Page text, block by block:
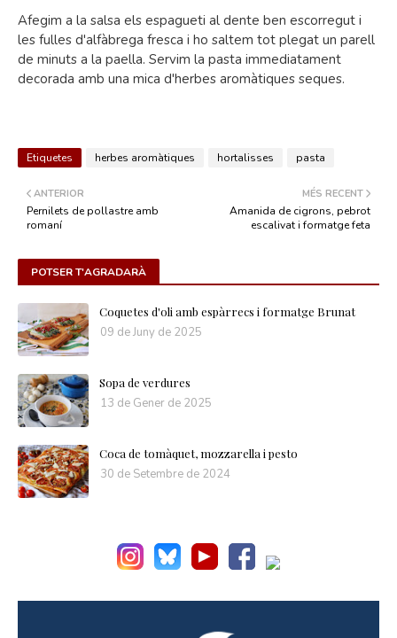
Afegim a la salsa els espagueti al dente ben escorregut i
les fulles d'alfàbrega fresca i ho saltem tot plegat un parell
de minuts a la paella. Servim la pasta immediatament
decorada amb una mica d'herbes aromàtiques seques.
Etiquetes herbes aromàtiques hortalisses pasta
MÉS RECENT
Amanida de cigrons, pebrot
escalivat i formatge feta
ANTERIOR
Pernilets de pollastre amb
romaní
POTSER T'AGRADARÀ
Coquetes d'oli amb espàrrecs i formatge Brunat
09 de Juny de 2025
Sopa de verdures
13 de Gener de 2025
Coca de tomàquet, mozzarella i pesto
30 de Setembre de 2024